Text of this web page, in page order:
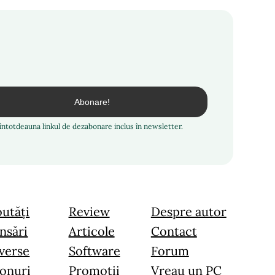
linkul de dezabonare inclus în newsletter.
Review
Articole
Software
Promoții
Despre autor
Contact
Forum
Vreau un PC